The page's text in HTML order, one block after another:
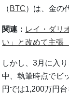
（ BTC）は、金の
関連： レイ・ダリ
い」と改めて主張
しかし、3月に入
中、執筆時点でビ
円では1,200万円